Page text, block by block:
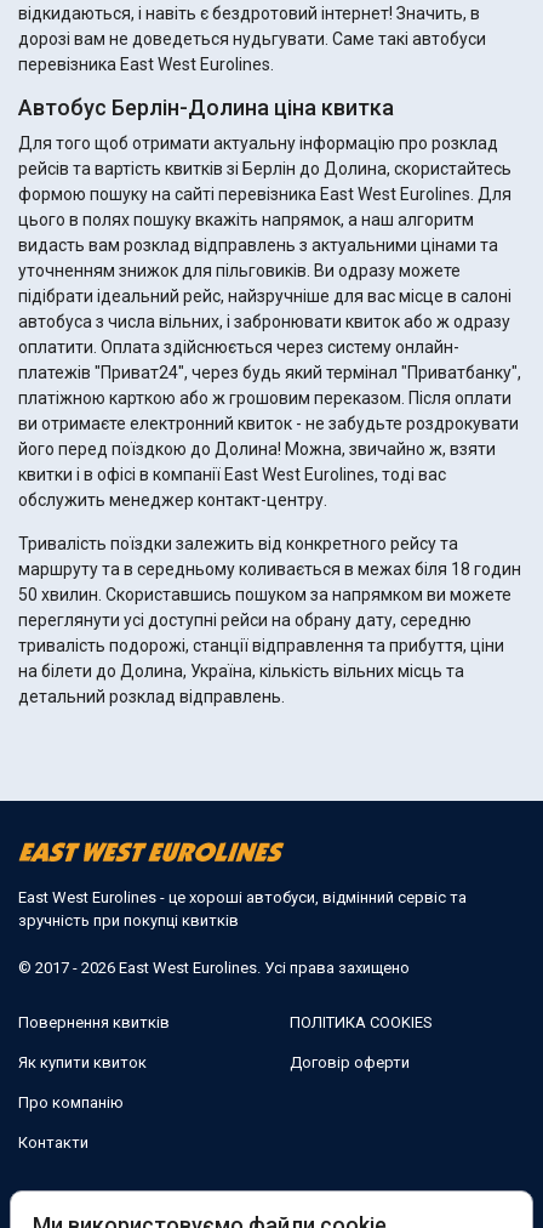
відкидаються, і навіть є бездротовий інтернет! Значить, в
дорозі вам не доведеться нудьгувати. Саме такі автобуси
перевізника East West Eurolines.
Автобус Берлін-Долина ціна квитка
Для того щоб отримати актуальну інформацію про розклад
рейсів та вартість квитків зі Берлін до Долина, скористайтесь
формою пошуку на сайті перевізника East West Eurolines. Для
цього в полях пошуку вкажіть напрямок, а наш алгоритм
видасть вам розклад відправлень з актуальними цінами та
уточненням знижок для пільговиків. Ви одразу можете
підібрати ідеальний рейс, найзручніше для вас місце в салоні
автобуса з числа вільних, і забронювати квиток або ж одразу
оплатити. Оплата здійснюється через систему онлайн-
платежів "Приват24", через будь який термінал "Приватбанку",
платіжною карткою або ж грошовим переказом. Після оплати
ви отримаєте електронний квиток - не забудьте роздрокувати
його перед поїздкою до Долина! Можна, звичайно ж, взяти
квитки і в офісі в компанії East West Eurolines, тоді вас
обслужить менеджер контакт-центру.
Тривалість поїздки залежить від конкретного рейсу та
маршруту та в середньому коливається в межах біля 18 годин
50 хвилин. Скориставшись пошуком за напрямком ви можете
переглянути усі доступні рейси на обрану дату, середню
тривалість подорожі, станції відправлення та прибуття, ціни
на білети до Долина, Україна, кількість вільних місць та
детальний розклад відправлень.
East West Eurolines - це хороші автобуси, відмінний сервіс та
зручність при покупці квитків
© 2017 - 2026 East West Eurolines. Усі права захищено
Повернення квитків
Як купити квиток
Про компанію
Контакти
ПОЛІТИКА COOKIES
Договір оферти